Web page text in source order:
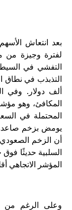
انتعاش الأسهم
وجيزة من
في السيطرة،
دولار. وفي
وهو مؤشر
في السعر،
بزخم صاعد. ومع
الزخم الصعودي قد
حديثًا فوق خط
الاتجاهي أقل من
الرغم من أن